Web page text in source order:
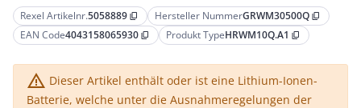
Rexel Artikelnr.5058889 content_copy Hersteller NummerGRWM30500Q content_copy
EAN Code4043158065930 content_copy Produkt TypeHRWM10Q.A1 content_copy
warning_amber Dieser Artikel enthält oder ist eine Lithium-Ionen-
Batterie, welche unter die Ausnahmeregelungen der